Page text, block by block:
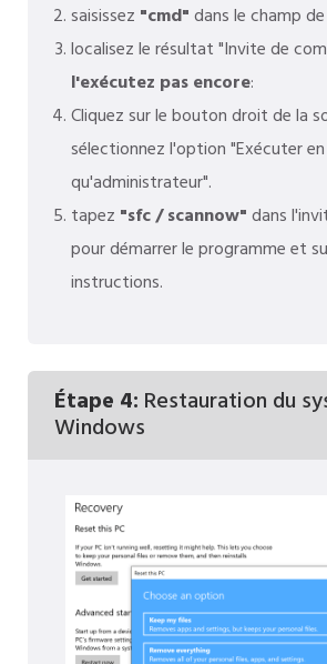
saisissez "cmd"dans le champ
localisez le résultat "Invite de
l'exécutez pas encore:
Cliquez sur le bouton droit de la
sélectionnez l'option "Exécuter
qu'administrateur".
tapez "sfc / scannow"dans
pour démarrer le programme et
instructions.
Étape 4: Restauration du
Windows